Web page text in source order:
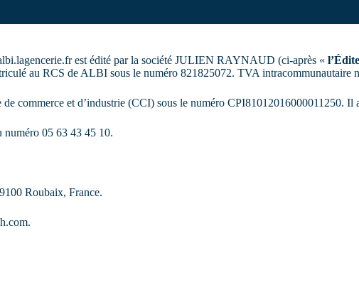
albi.lagencerie.fr est édité par la société JULIEN RAYNAUD (ci-après «
au RCS de ALBI sous le numéro 821825072. TVA intracommunautaire
commerce et d’industrie (CCI) sous le numéro CPI81012016000011250. Il
numéro 05 63 43 45 10.
Roubaix, France.
.